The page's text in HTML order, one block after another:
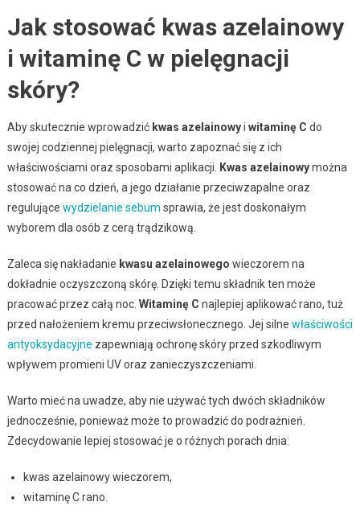
Jak stosować kwas azelainowy
i witaminę C w pielęgnacji
skóry?
Aby skutecznie wprowadzić kwas azelainowyi witaminę C do
swojej codziennej pielęgnacji, warto zapoznać się z ich
właściwościami oraz sposobami aplikacji.
Kwas azelainowymożna
stosować na co dzień, a jego działanie przeciwzapalne oraz
regulujące wydzielanie sebum sprawia, że jest doskonałym
wyborem dla osób z cerą trądzikową.
Zaleca się nakładanie kwasu azelainowego wieczorem na
dokładnie oczyszczoną skórę. Dzięki temu składnik ten może
pracować przez całą noc. Witaminę C najlepiej aplikować rano, tuż
przed nałożeniem kremu przeciwsłonecznego. Jej silne właściwości
antyoksydacyjne zapewniają ochronę skóry przed szkodliwym
wpływem promieni UV oraz zanieczyszczeniami.
Warto mieć na uwadze, aby nie używać tych dwóch składników
jednocześnie, ponieważ może to prowadzić do podrażnień.
Zdecydowanie lepiej stosować je o różnych porach dnia:
kwas azelainowy wieczorem,
witaminę C rano.